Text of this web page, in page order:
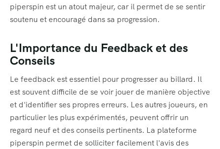
piperspin est un atout majeur, car il permet de se sentir
soutenu et encouragé dans sa progression.
L'Importance du Feedback et des
Conseils
Le feedback est essentiel pour progresser au billard. Il
est souvent difficile de se voir jouer de manière objective
et d'identifier ses propres erreurs. Les autres joueurs, en
particulier les plus expérimentés, peuvent offrir un
regard neuf et des conseils pertinents. La plateforme
piperspin permet de solliciter facilement l'avis des